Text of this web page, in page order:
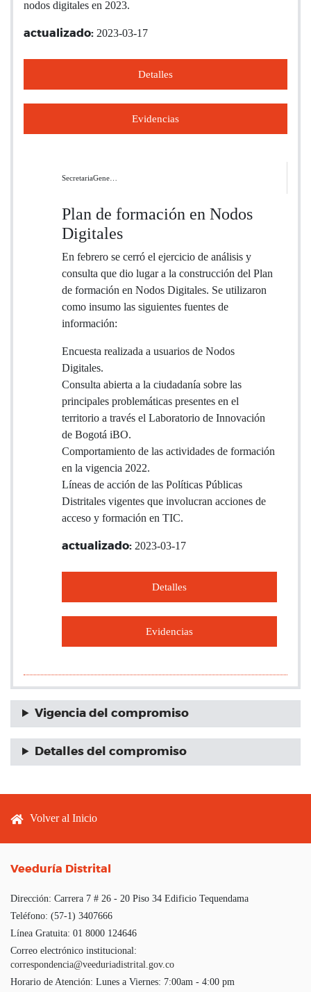
nodos digitales en 2023.
actualizado: 2023-03-17
Detalles
Evidencias
SecretariaGene…
Plan de formación en Nodos
Digitales
En febrero se cerró el ejercicio de análisis y
consulta que dio lugar a la construcción del Plan
de formación en Nodos Digitales. Se utilizaron
como insumo las siguientes fuentes de
información:
Encuesta realizada a usuarios de Nodos
Digitales.
Consulta abierta a la ciudadanía sobre las
principales problemáticas presentes en el
territorio a través el Laboratorio de Innovación
de Bogotá iBO.
Comportamiento de las actividades de formación
en la vigencia 2022.
Líneas de acción de las Políticas Públicas
Distritales vigentes que involucran acciones de
acceso y formación en TIC.
actualizado: 2023-03-17
Detalles
Evidencias
Vigencia del compromiso
Detalles del compromiso
Footer menu
Volver al Inicio
Veeduría Distrital
Dirección: Carrera 7 # 26 - 20 Piso 34 Edificio Tequendama
Teléfono: (57-1) 3407666
Línea Gratuita: 01 8000 124646
Correo electrónico institucional:
correspondencia@veeduriadistrital.gov.co
Horario de Atención: Lunes a Viernes: 7:00am - 4:00 pm